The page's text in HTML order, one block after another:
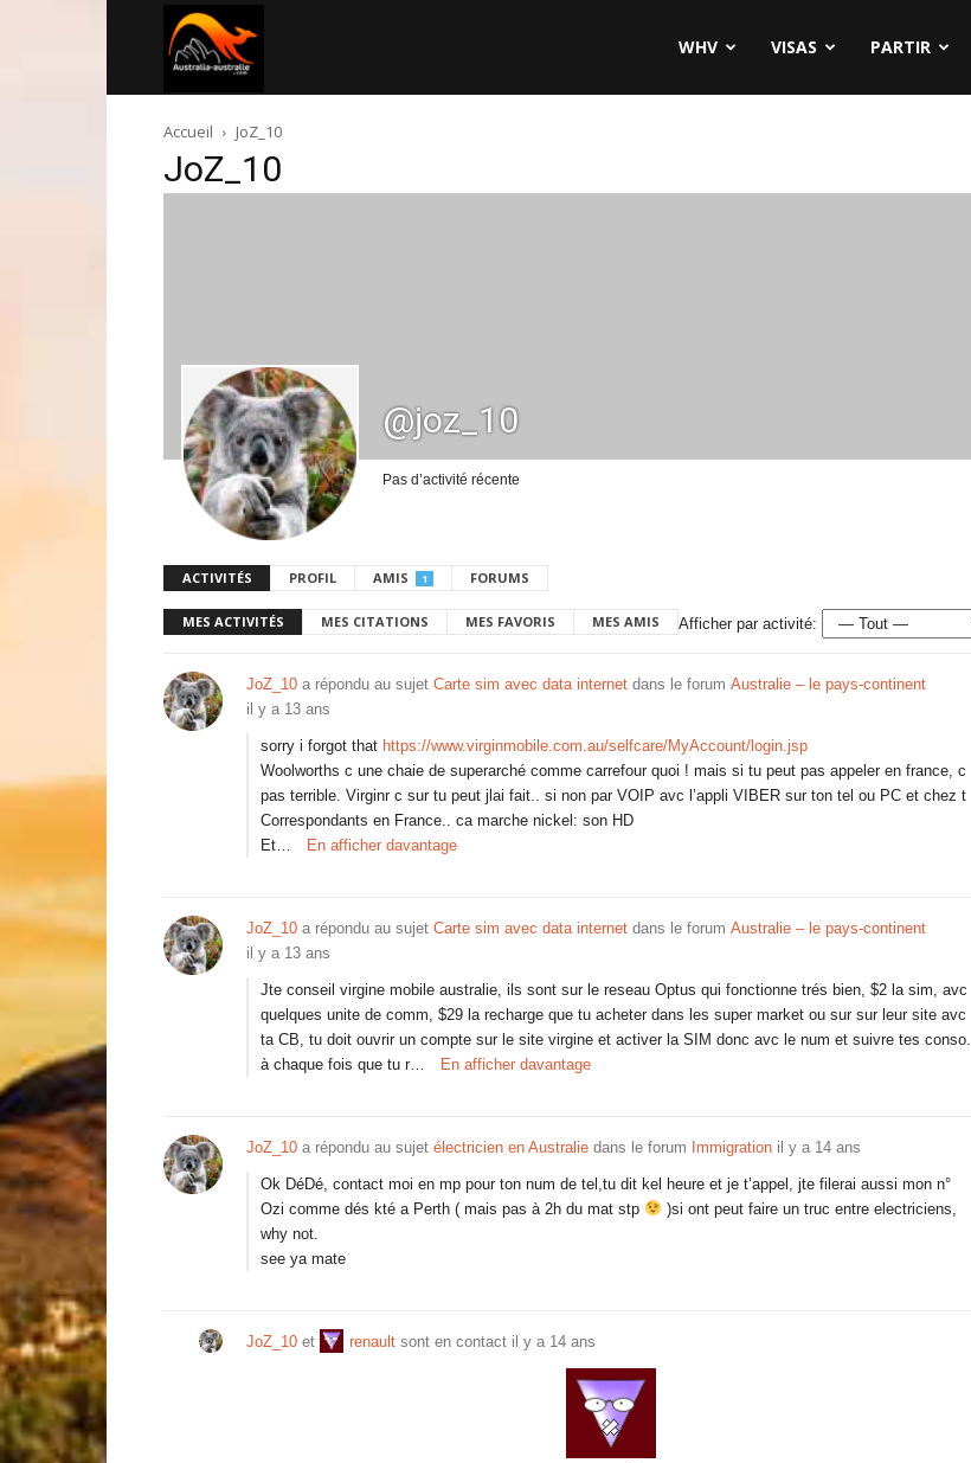
australie.com
WHV VISAS PARTIR
Accueil JoZ_10
JoZ_10
@joz_10
Pas d’activité récente
ACTIVITÉS PROFIL AMIS 1 FORUMS
MES ACTIVITÉS MES CITATIONS MES FAVORIS MES AMIS Afficher par activité:
JoZ_10 a répondu au sujet Carte sim avec data internet dans le forum Australie – le pays-continent
il y a 13 ans
sorry i forgot that https://www.virginmobile.com.au/selfcare/MyAccount/login.jsp
Woolworths c une chaie de superarché comme carrefour quoi ! mais si tu peut pas appeler en france, c
pas terrible. Virginr c sur tu peut jlai fait.. si non par VOIP avc l’appli VIBER sur ton tel ou PC et chez t
Correspondants en France.. ca marche nickel: son HD
Et…
En afficher davantage
JoZ_10 a répondu au sujet Carte sim avec data internet dans le forum Australie – le pays-continent
il y a 13 ans
Jte conseil virgine mobile australie, ils sont sur le reseau Optus qui fonctionne trés bien, $2 la sim, avc
quelques unite de comm, $29 la recharge que tu acheter dans les super market ou sur sur leur site avc
ta CB, tu doit ouvrir un compte sur le site virgine et activer la SIM donc avc le num et suivre tes conso.
à chaque fois que tu r…
En afficher davantage
JoZ_10 a répondu au sujet électricien en Australie dans le forum Immigration il y a 14 ans
Ok DéDé, contact moi en mp pour ton num de tel,tu dit kel heure et je t’appel, jte filerai aussi mon n°
Ozi comme dés kté a Perth ( mais pas à 2h du mat stp
)si ont peut faire un truc entre electriciens,
why not.
see ya mate
JoZ_10 et renault sont en contact il y a 14 ans